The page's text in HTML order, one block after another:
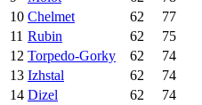
10 Chelmet 62
77
11 Rubin 62
75
12 Torpedo-Gorky 62
74
13 Izhstal 62
74
14 Dizel 62
74